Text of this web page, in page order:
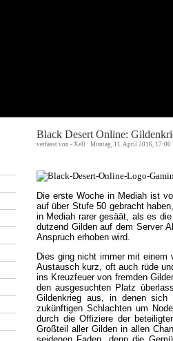
Black Desert Online:
verfasst von - Xell · Montag, 11. April 2016, 17:00
Die erste Woche in Mediah ist
auf über Stufe 50 gebracht
in Mediah rarer gesäät, als es
dutzend Gilden auf dem Server
Anspruch erhoben wird.
Dies ging nicht immer mit einem
Austausch kurz, oft auch rüde
ins Kreuzfeuer von fremden
den ausgesuchten Platz
Gildenkrieg aus, in denen
zukünftigen Schlachten um
durch die Offiziere der
Großteil aller Gilden in allen